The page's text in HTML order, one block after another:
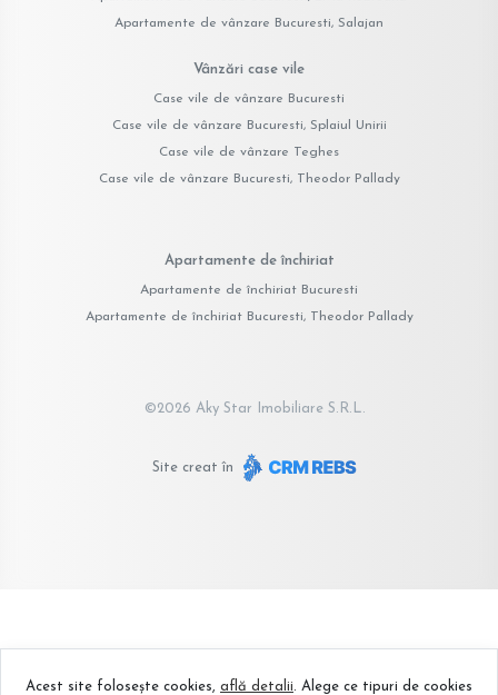
Apartamente de vânzare Bucuresti, Salajan
Vânzări case vile
Case vile de vânzare Bucuresti
Case vile de vânzare Bucuresti, Splaiul Unirii
Case vile de vânzare Teghes
Case vile de vânzare Bucuresti, Theodor Pallady
Apartamente de închiriat
Apartamente de închiriat Bucuresti
Apartamente de închiriat Bucuresti, Theodor Pallady
©2026 Aky Star Imobiliare S.R.L.
Site creat în
Acest site folosește cookies, află detalii. Alege ce tipuri de cookies